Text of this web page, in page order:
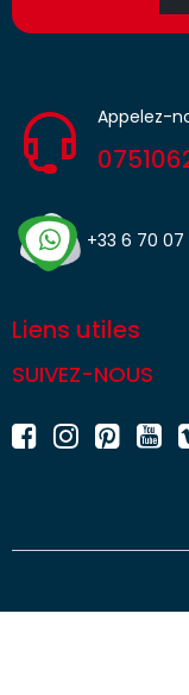
Appelez-
+33 6 70 07
Liens utiles
SUIVEZ-NOUS